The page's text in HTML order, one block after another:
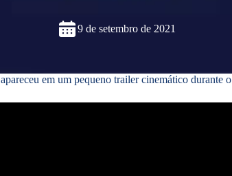
9 de setembro de 2021
apareceu em um pequeno trailer cinemático durante o